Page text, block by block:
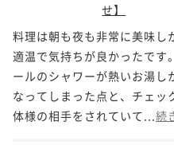
せ】
料理は朝も夜も非常に美味し
適温で気持ちが良かったです
ールのシャワーが熱いお湯し
なってしまった点と、チェッ
体様の相手をされていて... 続